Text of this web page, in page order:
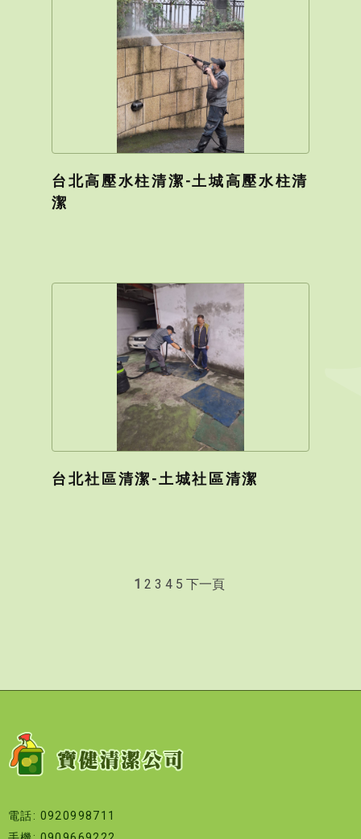
台北高壓水柱清潔-土城高壓水柱清
潔
台北社區清潔-土城社區清潔
1 2 3 4 5 下一頁
電話: 0920998711